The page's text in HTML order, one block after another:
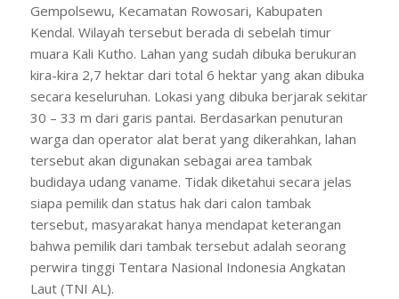
Gempolsewu, Kecamatan Rowosari, Kabupaten
Kendal. Wilayah tersebut berada di sebelah timur
muara Kali Kutho. Lahan yang sudah dibuka berukuran
kira-kira 2,7 hektar dari total 6 hektar yang akan dibuka
secara keseluruhan. Lokasi yang dibuka berjarak sekitar
30 – 33 m dari garis pantai. Berdasarkan penuturan
warga dan operator alat berat yang dikerahkan, lahan
tersebut akan digunakan sebagai area tambak
budidaya udang vaname. Tidak diketahui secara jelas
siapa pemilik dan status hak dari calon tambak
tersebut, masyarakat hanya mendapat keterangan
bahwa pemilik dari tambak tersebut adalah seorang
perwira tinggi Tentara Nasional Indonesia Angkatan
Laut (TNI AL).